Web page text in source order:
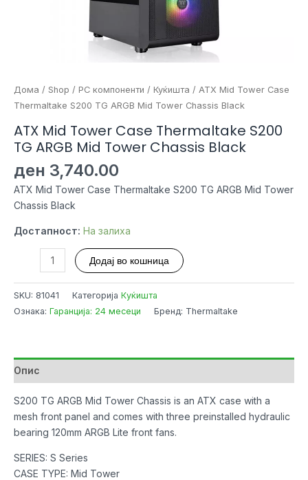
Дома / Shop / PC компоненти / Куќишта / ATX Mid Tower Case
Thermaltake S200 TG ARGB Mid Tower Chassis Black
ATX Mid Tower Case Thermaltake S200
TG ARGB Mid Tower Chassis Black
ден 3,740.00
ATX Mid Tower Case Thermaltake S200 TG ARGB Mid Tower
Chassis Black
Достапност: На залиха
Tower
Thermaltake
ARGB
Mid
Tower
Chassis
Black
Додај во кошница
SKU: 81041 Категорија Куќишта
Ознака: Гаранција: 24 месеци Бренд: Thermaltake
Опис
S200 TG ARGB Mid Tower Chassis is an ATX case with a
mesh front panel and comes with three preinstalled hydraulic
bearing 120mm ARGB Lite front fans.
SERIES: S Series
CASE TYPE: Mid Tower